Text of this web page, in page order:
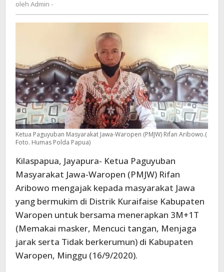
oleh Admin -
Ketua Paguyuban Masyarakat Jawa-Waropen (PMJW) Rifan Aribowo.(
Foto. Humas Polda Papua)
Kilaspapua, Jayapura- Ketua Paguyuban
Masyarakat Jawa-Waropen (PMJW) Rifan
Aribowo mengajak kepada masyarakat Jawa
yang bermukim di Distrik Kuraifaise Kabupaten
Waropen untuk bersama menerapkan 3M+1T
(Memakai masker, Mencuci tangan, Menjaga
jarak serta Tidak berkerumun) di Kabupaten
Waropen, Minggu (16/9/2020).